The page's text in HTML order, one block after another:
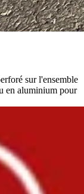
sur l'ensemble
en aluminium pour